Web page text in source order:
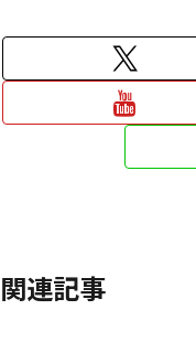
関連記事